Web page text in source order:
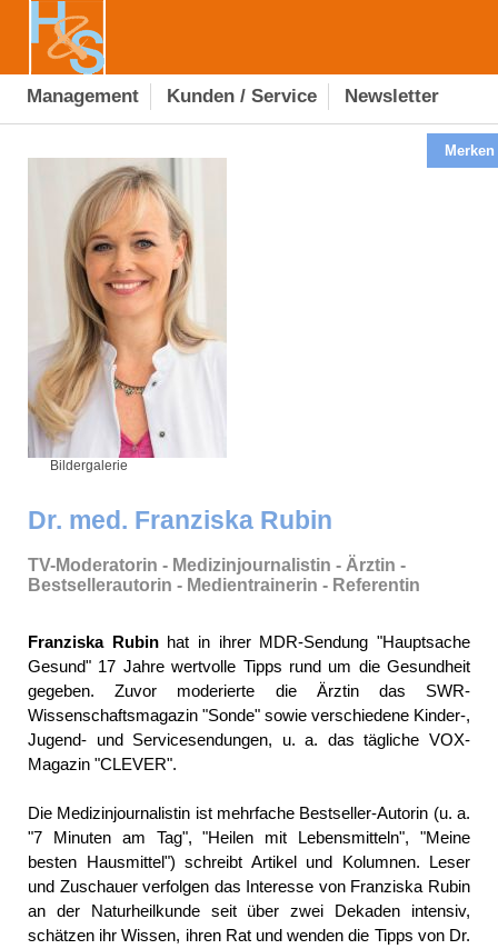
Management Kunden / Service Newsletter
Bildergalerie
Bildergalerie
Dr. med. Franziska Rubin
Merken
TV-Moderatorin - Medizinjournalistin - Ärztin -
Bestsellerautorin - Medientrainerin - Referentin
Franziska Rubinhat in ihrer MDR-Sendung "Hauptsache
Gesund" 17 Jahre wertvolle Tipps rund um die Gesundheit
gegeben. Zuvor moderierte die Ärztin das SWR-
Wissenschaftsmagazin "Sonde" sowie verschiedene Kinder-,
Jugend- und Servicesendungen, u. a. das tägliche VOX-
Magazin "CLEVER".
Die Medizinjournalistin ist mehrfache Bestseller-Autorin (u. a.
"7 Minuten am Tag", "Heilen mit Lebensmitteln", "Meine
besten Hausmittel") schreibt Artikel und Kolumnen. Leser
und Zuschauer verfolgen das Interesse von Franziska Rubin
an der Naturheilkunde seit über zwei Dekaden intensiv,
schätzen ihr Wissen, ihren Rat und wenden die Tipps von Dr.